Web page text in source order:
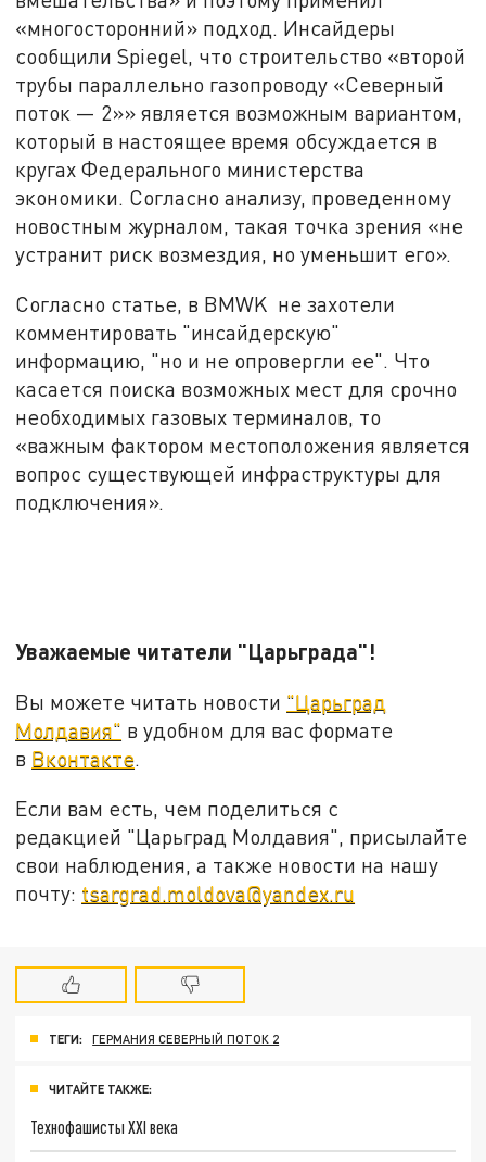
«многосторонний» подход. Инсайдеры
сообщили Spiegel, что строительство «второй
трубы параллельно газопроводу «Северный
поток — 2»» является возможным вариантом,
который в настоящее время обсуждается в
кругах Федерального министерства
экономики. Согласно анализу, проведенному
новостным журналом, такая точка зрения «не
устранит риск возмездия, но уменьшит его».
Согласно статье, в BMWK не захотели
комментировать "инсайдерскую"
информацию, "но и не опровергли ее". Что
касается поиска возможных мест для срочно
необходимых газовых терминалов, то
«важным фактором местоположения является
вопрос существующей инфраструктуры для
подключения».
Уважаемые читатели "Царьграда"!
Вы можете читать новости "Царьград
Молдавия" в удобном для вас формате
в Вконтакте.
Если вам есть, чем поделиться с
редакцией "Царьград Молдавия", присылайте
свои наблюдения, а также новости на нашу
почту: tsargrad.moldova@yandex.ru
ТЕГИ: ГЕРМАНИЯ СЕВЕРНЫЙ ПОТОК 2
ЧИТАЙТЕ ТАКЖЕ:
Технофашисты XXI века